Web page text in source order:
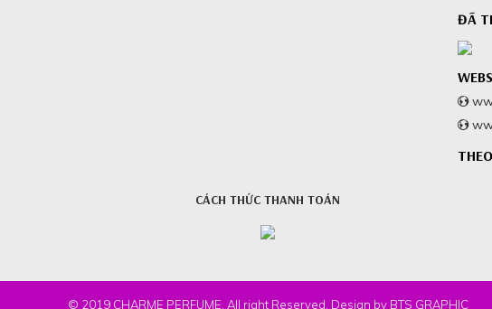
ĐÃ
CÁCH THỨC THANH TOÁN
© 2019 CHARME PERFUME. All right Reserved. Design by BTS GRAPHIC